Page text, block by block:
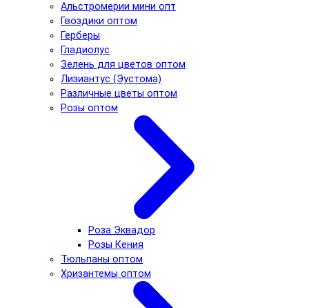
Альстромерии мини опт
Гвоздики оптом
Герберы
Гладиолус
Зелень для цветов оптом
Лизиантус (Эустома)
Различные цветы оптом
Розы оптом
Роза Эквадор
Розы Кения
Тюльпаны оптом
Хризантемы оптом